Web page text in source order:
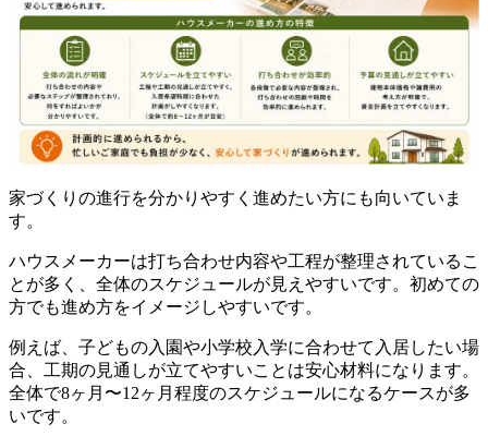
家づくりの進行を分かりやすく進めたい方にも向いていま
す。
ハウスメーカーは打ち合わせ内容や工程が整理されているこ
とが多く、全体のスケジュールが見えやすいです。初めての
方でも進め方をイメージしやすいです。
例えば、子どもの入園や小学校入学に合わせて入居したい場
合、工期の見通しが立てやすいことは安心材料になります。
全体で8ヶ月〜12ヶ月程度のスケジュールになるケースが多
いです。